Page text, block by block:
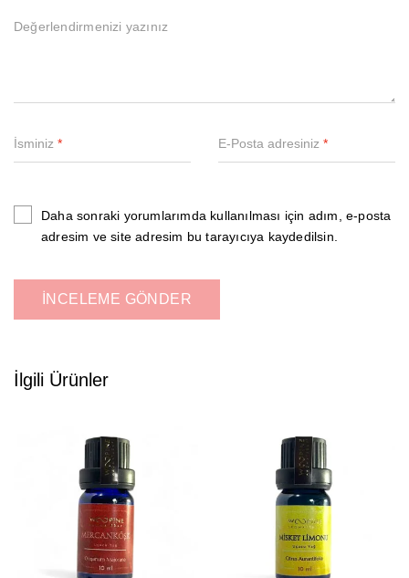
İsminiz * E-Posta adresiniz *
Daha sonraki yorumlarımda kullanılması için adım, e-posta
adresim ve site adresim bu tarayıcıya kaydedilsin.
İlgili Ürünler